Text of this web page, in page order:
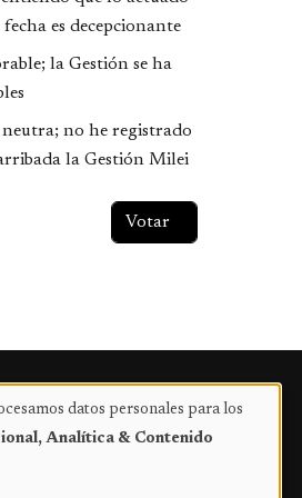
es decepcionante
la Gestión se ha
no he registrado
la Gestión Milei
datos personales para los
Analítica & Contenido